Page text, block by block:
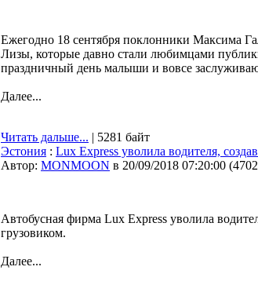
Ежегодно 18 сентября поклонники Максима
Лизы, которые давно стали любимцами
праздничный день малыши и вовсе
Далее...
Читать дальше... | 5281 байт
Эстония : Lux Express уволила водителя,
Автор: MONMOON в 20/09/2018 07:20:00 (
Автобусная фирма Lux Express уволила
грузовиком.
Далее...